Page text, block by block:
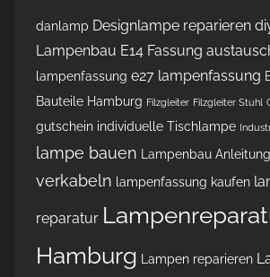
danlamp Designlampe reparieren
Lampenbau E14 Fassung
lampenfassung e27 lampenfassung
Bauteile Hamburg Filzgleiter Filzgleiter Stuhl
gutschein individuelle Tischlampe
lampe bauen Lampenbau Anleitung
verkabeln lampenfassung kaufen
reparatur
Hamburg Lampen reparieren